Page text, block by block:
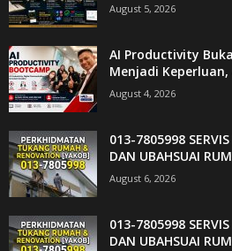
August 5, 2026
AI Productivity
Menjadi
August 4, 2026
013-7805998
DAN UBAHSUAI
August 6, 2026
013-7805998
DAN UBAHSUAI